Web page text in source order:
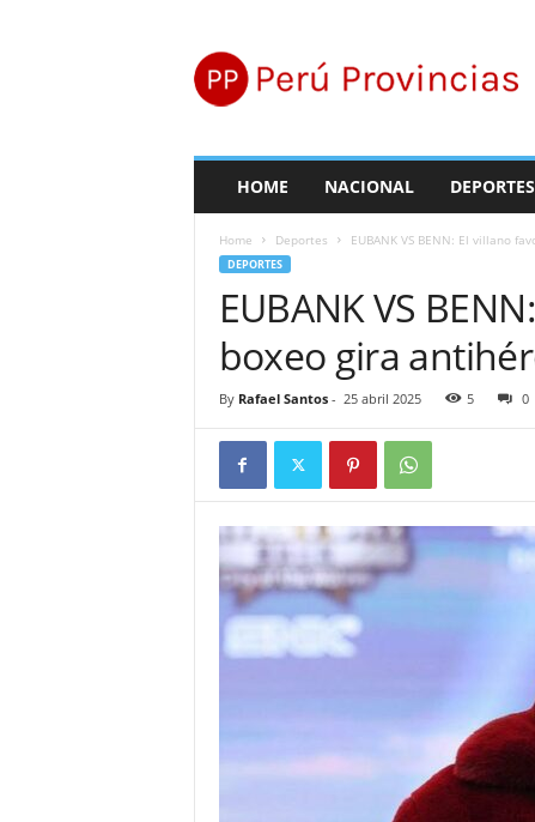
r
ú
HOME NACIONAL DEPORTES
Home Deportes EUBANK VS BENN: El villano
DEPORTES
EUBANK VS
boxeo gira
By Rafael Santos- 25 abril 2025 5 0